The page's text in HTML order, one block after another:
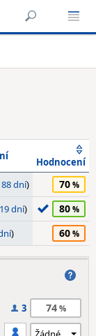
Hodnocení
dní) 70
dní) 80
) 60
3 74